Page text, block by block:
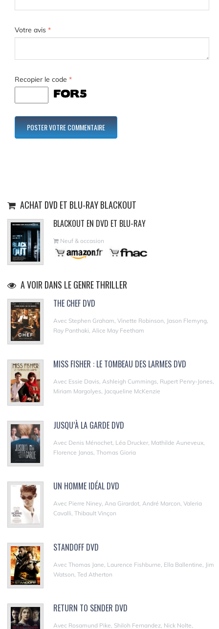
Votre avis *
Recopier le code *
ACHAT DVD ET BLU-RAY BLACKOUT
BLACKOUT EN DVD ET BLU-RAY
Neuf & occasion
A VOIR DANS LE GENRE THRILLER
THE CHEF DVD
Avec Stephen Graham, Vinette Robinson, Jason Flemyng,
Ray Panthaki, Alice May Feetham
MISS FISHER : LE TOMBEAU DES LARMES DVD
Avec Essie Davis, Ashleigh Cummings, Rupert Penry-Jones,
Miriam Margolyes, Jacqueline McKenzie
JUSQU’À LA GARDE DVD
Avec Denis Ménochet, Léa Drucker, Mathilde Auneveux,
Florence Janas, Thomas Gioria
UN HOMME IDÉAL DVD
Avec Pierre Niney, Ana Girardot, André Marcon, Valeria
Cavalli, Thibault Vinçon
STANDOFF DVD
Avec Thomas Jane, Laurence Fishburne, Ella Ballentine, Jim
Watson, Ted Atherton
RETURN TO SENDER DVD
Avec Rosamund Pike, Shiloh Fernandez, Nick Nolte,